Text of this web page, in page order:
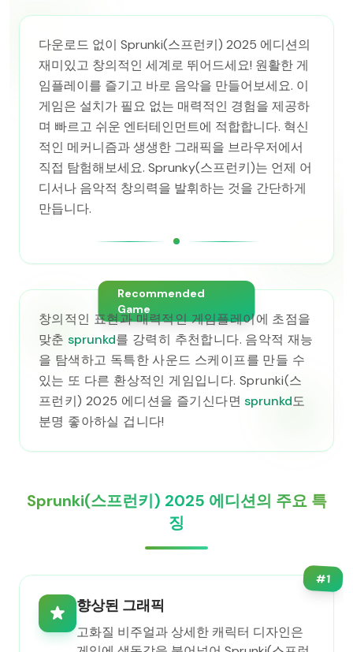
다운로드 없이 Sprunki(스프런키) 2025 에디션의
재미있고 창의적인 세계로 뛰어드세요! 원활한 게
임플레이를 즐기고 바로 음악을 만들어보세요. 이
게임은 설치가 필요 없는 매력적인 경험을 제공하
며 빠르고 쉬운 엔터테인먼트에 적합합니다. 혁신
적인 메커니즘과 생생한 그래픽을 브라우저에서
직접 탐험해보세요. Sprunky(스프런키)는 언제 어
디서나 음악적 창의력을 발휘하는 것을 간단하게
만듭니다.
Recommended
Game
창의적인 표현과 매력적인 게임플레이에 초점을
맞춘sprunkd를 강력히 추천합니다. 음악적 재능
을 탐색하고 독특한 사운드 스케이프를 만들 수
있는 또 다른 환상적인 게임입니다. Sprunki(스
프런키) 2025 에디션을 즐기신다면sprunkd도
분명 좋아하실 겁니다!
Sprunki(스프런키) 2025 에디션의 주요 특
징
#1
향상된 그래픽
고화질 비주얼과 상세한 캐릭터 디자인은